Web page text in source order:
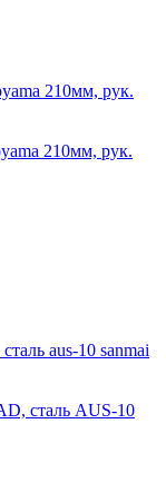
210мм, рук.
сталь AUS-10